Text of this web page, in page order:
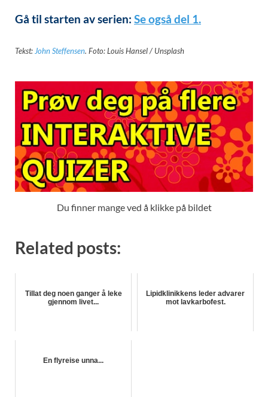
Gå til starten av serien: Se også del 1.
Tekst: John Steffensen. Foto: Louis Hansel / Unsplash
Du finner mange ved å klikke på bildet
Related posts:
Tillat deg noen ganger å leke
gjennom livet...
Lipidklinikkens leder advarer
mot lavkarbofest.
En flyreise unna...